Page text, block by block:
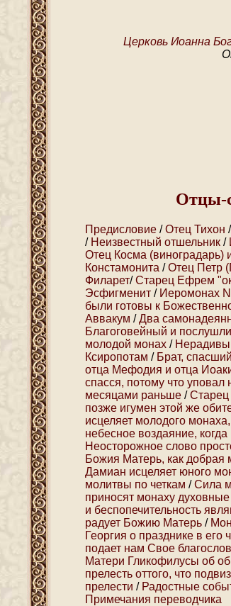
Церковь Иоанна
Отцы-
Предисловие /Отец Тихон /
/ Неизвестный отшельник /
Отец Косма (виноградарь)
Констамонита /Отец Петр
Филарет/Старец Ефрем
Эсфигменит / Иеромонах
были готовы к
Аввакум /Два
Благоговейный и
молодой монах /
Ксиропотам / Брат,
отца Мефодия и отца
спасся, потому что уповал
месяцами раньше /
позже игумен этой же
исцеляет молодого
небесное воздаяние,
Неосторожное слово
Божия Матерь, как добрая
Дамиан исцеляет юного
молитвы по четкам /Сила
приносят монаху духовные
и беспопечительность
радует Божию Матерь /
Георгия о празднике в его
подает нам Свое
Матери Гликофилусы об
прелесть оттого, что
прелести / Радостные
Примечания переводчика